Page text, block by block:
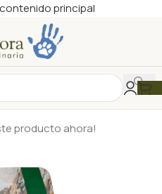
principal
producto ahora!